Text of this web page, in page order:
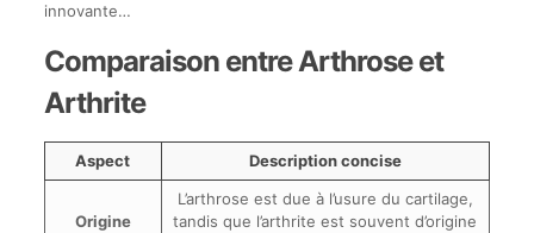
innovante…
Comparaison entre Arthrose et
Arthrite
Aspect Description concise
Origine
L’arthrose est due à l’usure du cartilage,
tandis que l’arthrite est souvent d’origine